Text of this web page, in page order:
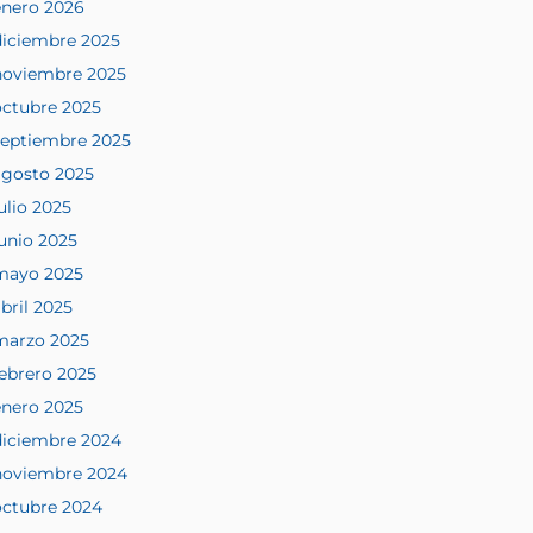
2026
2025
2025
2025
2025
2025
2025
2025
2025
2025
2025
2025
2025
2024
2024
2024